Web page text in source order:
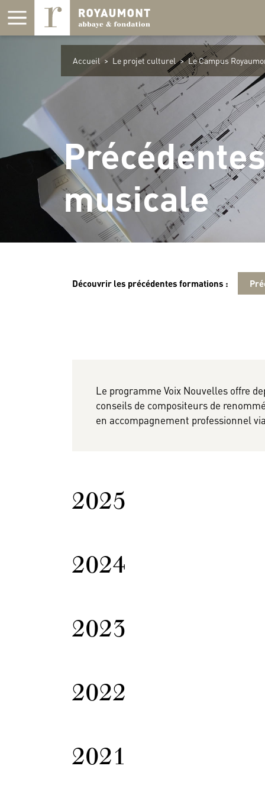
Accueil > Le projet culturel > Le Campus
musicale
Découvrir les précédentes formations :
Le programme Voix Nouvelles offre
conseils de compositeurs de
en accompagnement professionnel
2025
2024
2023
2022
2021
Panneau de gestion des cookies